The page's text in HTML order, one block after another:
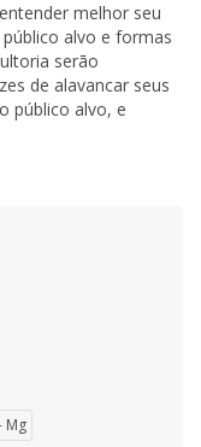
melhor seu
alvo e formas
serão
de alavancar seus
público alvo, e
Mg